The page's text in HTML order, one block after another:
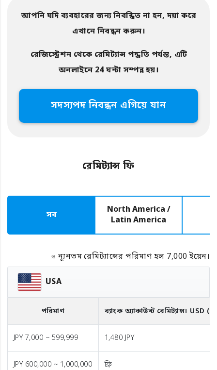
আপনি যদি ব্যবহারের জন্য নিবন্ধিত না হন, দয়া করে
এখানে নিবন্ধন করুন।
রেজিস্ট্রেশন থেকে রেমিট্যান্স পদ্ধতি পর্যন্ত, এটি
অনলাইনে 24 ঘন্টা সম্পন্ন হয়।
সদস্যপদ নিবন্ধন এগিয়ে যান
রেমিট্যান্স ফি
সব
North America /
Latin America
※ ন্যূনতম রেমিট্যান্সের পরিমাণ হল 7,000 ইয়েন।
USA
পরিমাণ ব্যাংক অ্যাকাউন্ট রেমিট্যান্স। USD
JPY 7,000 ~ 599,999 1,480 JPY
JPY 600,000 ~ 1,000,000 ফ্রি